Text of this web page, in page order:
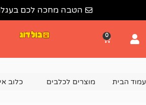
הטבה מחכה לכם בעגלת הקניות
לכלבים כלוב אילוף הטסה ותיחום